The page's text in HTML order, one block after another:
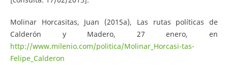
Molinar Horcasitas, Juan (2015a), Las rutas políticas de
Calderón y Madero, 27 enero, en
http://www.milenio.com/politica/Molinar_Horcasi-tas-
Felipe_Calderon